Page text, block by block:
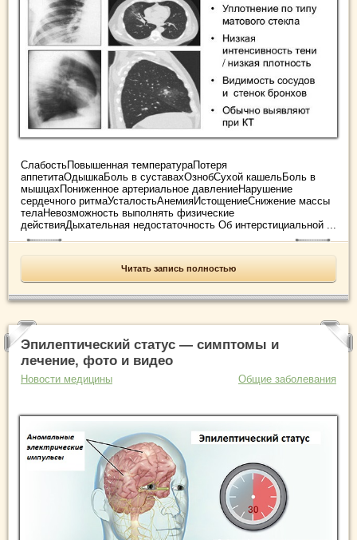
СлабостьПовышенная температураПотеря
аппетитаОдышкаБоль в суставахОзнобСухой кашельБоль в
мышцахПониженное артериальное давлениеНарушение
сердечного ритмаУсталостьАнемияИстощениеСнижение массы
телаНевозможность выполнять физические
действияДыхательная недостаточность Об интерстициальной ...
Читать запись полностью
Эпилептический статус — симптомы и
лечение, фото и видео
Новости медицины Общие заболевания